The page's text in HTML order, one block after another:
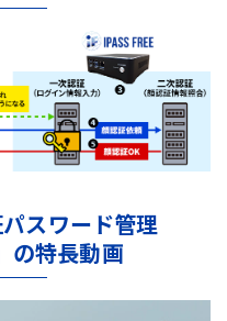
スワード管理
の特長動画